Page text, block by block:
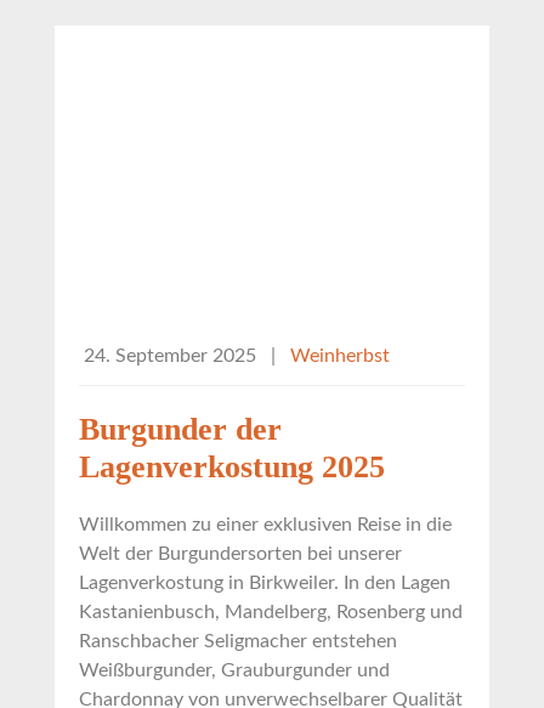
24. September 2025 Weinherbst
Burgunder der
Lagenverkostung 2025
Willkommen zu einer exklusiven Reise in die
Welt der Burgundersorten bei unserer
Lagenverkostung in Birkweiler. In den Lagen
Kastanienbusch, Mandelberg, Rosenberg und
Ranschbacher Seligmacher entstehen
Weißburgunder, Grauburgunder und
Chardonnay von unverwechselbarer Qualität